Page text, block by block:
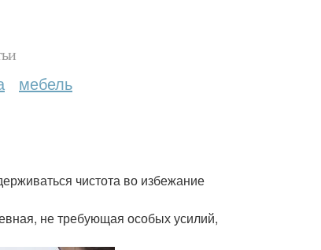
мебель
чистота во избежание
не требующая особых усилий,